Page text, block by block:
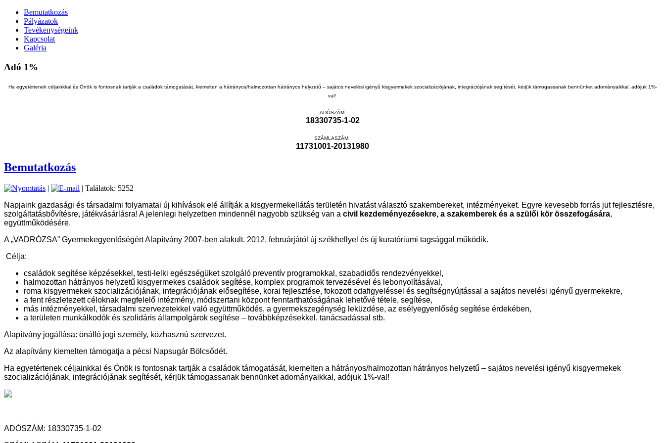
Bemutatkozás
Pályázatok
Tevékenységeink
Kapcsolat
Galéria
Adó 1%
Ha egyetértenek céljainkkal és Önök is fontosnak tartják a családok támogatását, kiemelten a hátrányos/halmozottan hátrányos helyzetű – sajátos nevelési igényű kisgyermekek szocializációjának, integrációjának segítését, kérjük támogassanak bennünket adományaikkal, adójuk 1%-
val!
ADÓSZÁM:
18330735-1-02
SZÁMLASZÁM:
11731001-20131980
Bemutatkozás
|
| Találatok: 5252
Napjaink gazdasági és társadalmi folyamatai új kihívások elé állítják a kisgyermekellátás területén hivatást választó szakembereket, intézményeket. Egyre kevesebb forrás jut fejlesztésre,
szolgáltatásbővítésre, játékvásárlásra! A jelenlegi helyzetben mindennél nagyobb szükség van a civil kezdeményezésekre, a szakemberek és a szülői kör összefogására,
együttműködésére.
A „VADRÓZSA” Gyermekegyenlőségért Alapítvány 2007-ben alakult. 2012. februárjától új székhellyel és új kuratóriumi tagsággal működik.
Célja:
családok segítése képzésekkel, testi-lelki egészségüket szolgáló preventív programokkal, szabadidős rendezvényekkel,
halmozottan hátrányos helyzetű kisgyermekes családok segítése, komplex programok tervezésével és lebonyolításával,
roma kisgyermekek szocializációjának, integrációjának elősegítése, korai fejlesztése, fokozott odafigyeléssel és segítségnyújtással a sajátos nevelési igényű gyermekekre,
a fent részletezett céloknak megfelelő intézmény, módszertani központ fenntarthatóságának lehetővé tétele, segítése,
más intézményekkel, társadalmi szervezetekkel való együttműködés, a gyermekszegénység leküzdése, az esélyegyenlőség segítése érdekében,
a területen munkálkodók és szolidáris állampolgárok segítése – továbbképzésekkel, tanácsadással stb.
Alapítvány jogállása: önálló jogi személy, közhasznú szervezet.
Az alapítvány kiemelten támogatja a pécsi Napsugár Bölcsődét.
Ha egyetértenek céljainkkal és Önök is fontosnak tartják a családok támogatását, kiemelten a hátrányos/halmozottan hátrányos helyzetű – sajátos nevelési igényű kisgyermekek
szocializációjának, integrációjának segítését, kérjük támogassanak bennünket adományaikkal, adójuk 1%-val!
ADÓSZÁM: 18330735-1-02